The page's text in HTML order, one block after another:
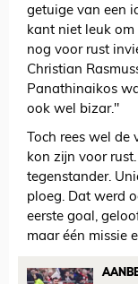
getuige van een
kant niet leuk om
nog voor rust
Christian
Panathinaikos
ook wel bizar."
Toch rees wel
kon zijn voor
tegenstander.
ploeg. Dat werd
eerste goal,
maar één missie